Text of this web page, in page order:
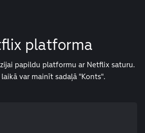
platforma
papildu platformu ar Netflix saturu.
var mainīt sadaļā "Konts".